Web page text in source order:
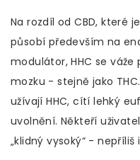
Na rozdíl od CBD, které
působí především na
modulátor, HHC se
mozku - stejně jako
užívají HHC, cítí lehký
uvolnění. Někteří
„klidný vysoký“ -